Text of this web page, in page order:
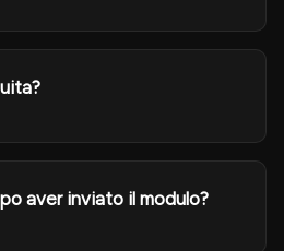
aver inviato il modulo?